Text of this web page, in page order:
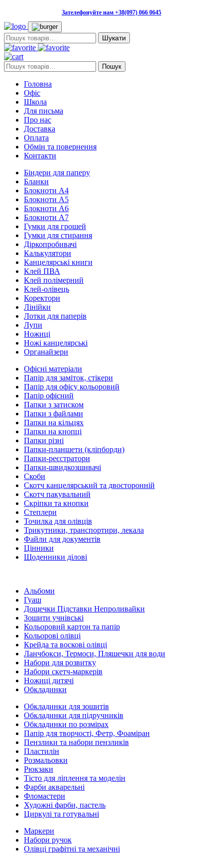
Зателефонуйте нам +38(097) 066 0645
Пошук:
Пошук: Пошук
Головна
Офіс
Школа
Для письма
Про нас
Доставка
Оплата
Обмін та повернення
Контакти
Біндери для паперу
Бланки
Блокноти А4
Блокноти А5
Блокноти А6
Блокноти А7
Гумки для грошей
Гумки для стирання
Діркопробивачі
Калькулятори
Канцелярські книги
Клей ПВА
Клей полімерний
Клей-олівець
Коректори
Лінійки
Лотки для паперів
Лупи
Ножиці
Ножі канцелярські
Органайзери
Офісні матеріали
Папір для заміток, стікери
Папір для офісу кольоровий
Папір офісний
Папки з затиском
Папки з файлами
Папки на кільцях
Папки на кнопці
Папки різні
Папки-планшети (кліпборди)
Папки-реєстратори
Папки-швидкозшивачі
Скоби
Скотч канцелярський та двосторонній
Скотч пакувальний
Скріпки та кнопки
Степлери
Точилка для олівців
Трикутники, транспортири, лекала
Файли для документів
Цінники
Щоденники ділові
Альбоми
Гуаш
Дощечки Підставки Непроливайки
Зошити учнівські
Кольоровий картон та папір
Кольорові олівці
Крейда та воскові олівці
Ланчбокси, Термоси, Пляшечки для води
Набори для розвитку
Набори скетч-маркерів
Ножиці дитячі
Обкладинки
Обкладинки для зошитів
Обкладинки для підручників
Обкладинки по розмірах
Папір для творчості, Фетр, Фоаміран
Пензлики та набори пензликів
Пластилін
Розмальовки
Рюкзаки
Тісто для ліплення та моделін
Фарби акварельні
Фломастери
Художні фарби, пастель
Циркулі та готувальні
Маркери
Набори ручок
Олівці графітні та механічні